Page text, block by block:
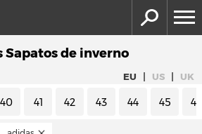
Sapatos de inverno
EU | US | UK
40 41 42 43 44 45 46